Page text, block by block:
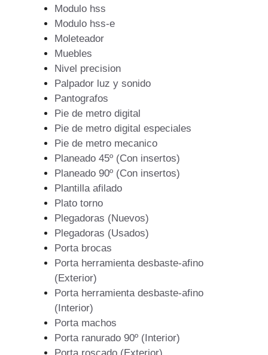
Modulo hss
Modulo hss-e
Moleteador
Muebles
Nivel precision
Palpador luz y sonido
Pantografos
Pie de metro digital
Pie de metro digital especiales
Pie de metro mecanico
Planeado 45º (Con insertos)
Planeado 90º (Con insertos)
Plantilla afilado
Plato torno
Plegadoras (Nuevos)
Plegadoras (Usados)
Porta brocas
Porta herramienta desbaste-afino
(Exterior)
Porta herramienta desbaste-afino
(Interior)
Porta machos
Porta ranurado 90º (Interior)